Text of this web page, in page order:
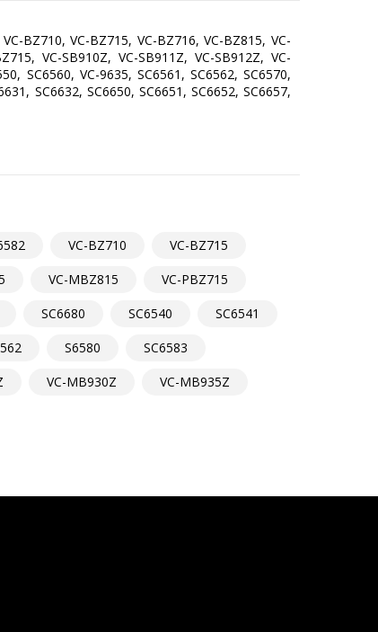
BZ710, VC-BZ715, VC-BZ716, VC-BZ815, VC-
VC-SB910Z, VC-SB911Z, VC-SB912Z, VC-
SC6560, VC-9635, SC6561, SC6562, SC6570,
SC6632, SC6650, SC6651, SC6652, SC6657,
VC-BZ710
VC-BZ715
VC-MBZ815
VC-PBZ715
SC6680 SC6540
SC6541
S6580
SC6583
VC-MB930Z
VC-MB935Z